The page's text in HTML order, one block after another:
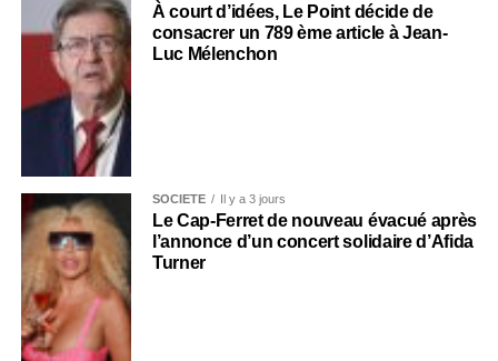
À court d’idées, Le Point décide de
consacrer un 789 ème article à Jean-
Luc Mélenchon
SOCIÉTÉ Il y a 3 jours
Le Cap-Ferret de nouveau évacué après
l’annonce d’un concert solidaire d’Afida
Turner